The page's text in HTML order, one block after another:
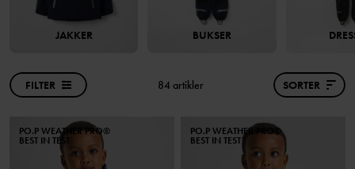
JAKKER BUKSER
FILTER 84 artikler SORTER
PO.P WEATHER PRO®
BEST IN TEST
PO.P WEATHER PRO®
BEST IN TEST